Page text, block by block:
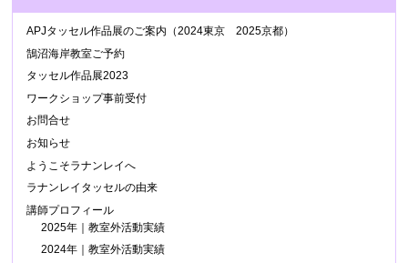
APJタッセル作品展のご案内（2024東京 2025京都）
鵠沼海岸教室ご予約
タッセル作品展2023
ワークショップ事前受付
お問合せ
お知らせ
ようこそラナンレイへ
ラナンレイタッセルの由来
講師プロフィール
2025年｜教室外活動実績
2024年｜教室外活動実績